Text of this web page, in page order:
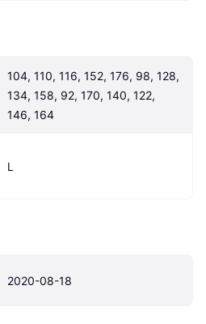
104, 110, 116, 152, 176, 98, 128,
134, 158, 92, 170, 140, 122,
146, 164
L
2020-08-18